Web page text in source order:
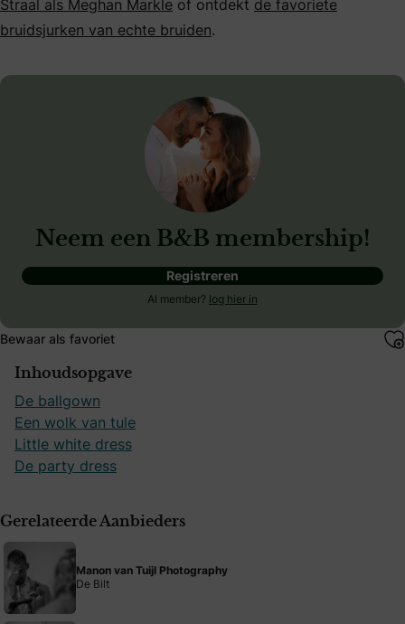
Straal als Meghan Markle of ontdekt de favoriete
bruidsjurken van echte bruiden.
Neem een B&B membership!
Registreren
Al member? log hier in
Bewaar als favoriet
Inhoudsopgave
De ballgown
Een wolk van tule
Little white dress
De party dress
Gerelateerde Aanbieders
Manon van Tuijl Photography
De Bilt